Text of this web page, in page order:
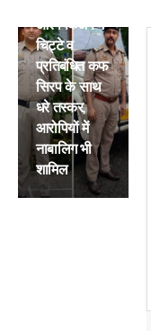
और पिकअप में
चिट्टे व
प्रतिबंधित कफ
सिरप के साथ
धरे तस्कर,
आरोपियों में
नाबालिग भी
शामिल